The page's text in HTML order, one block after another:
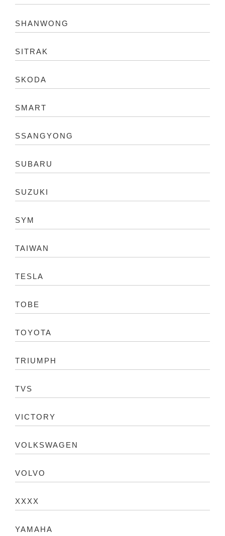
SHANWONG
SITRAK
SKODA
SMART
SSANGYONG
SUBARU
SUZUKI
SYM
TAIWAN
TESLA
TOBE
TOYOTA
TRIUMPH
TVS
VICTORY
VOLKSWAGEN
VOLVO
XXXX
YAMAHA